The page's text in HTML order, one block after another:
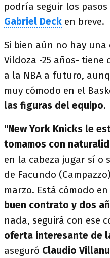
podría seguir los pasos
Gabriel Deck en breve.
Si bien aún no hay
Vildoza -25 años-
a la NBA a futuro,
muy cómodo en el
las figuras del equipo.
"New York Knicks le
tomamos con
en la cabeza jugar sí o
de Facundo
marzo. Está cómodo
buen contrato y dos
nada, seguirá con ese
oferta interesante de
aseguró Claudio